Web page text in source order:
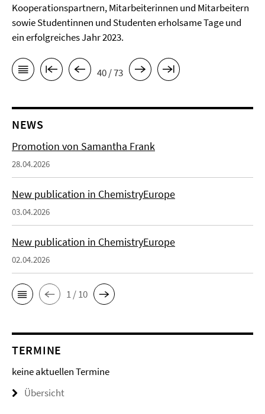
Kooperationspartnern, Mitarbeiterinnen und Mitarbeitern
sowie Studentinnen und Studenten erholsame Tage und
ein erfolgreiches Jahr 2023.
40 / 73
NEWS
Promotion von Samantha Frank
28.04.2026
New publication in ChemistryEurope
03.04.2026
New publication in ChemistryEurope
02.04.2026
1 / 10
TERMINE
keine aktuellen Termine
Übersicht